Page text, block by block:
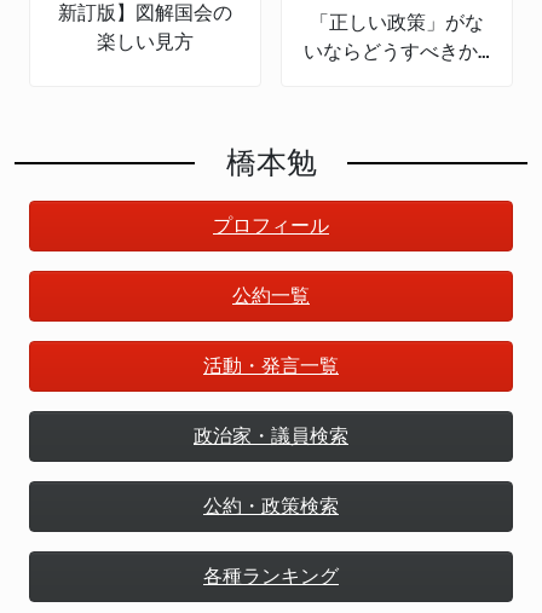
新訂版】図解国会の
楽しい見方
「正しい政策」がな
いならどうすべきか:
橋本勉
プロフィール
公約一覧
活動・発言一覧
政治家・議員検索
公約・政策検索
各種ランキング